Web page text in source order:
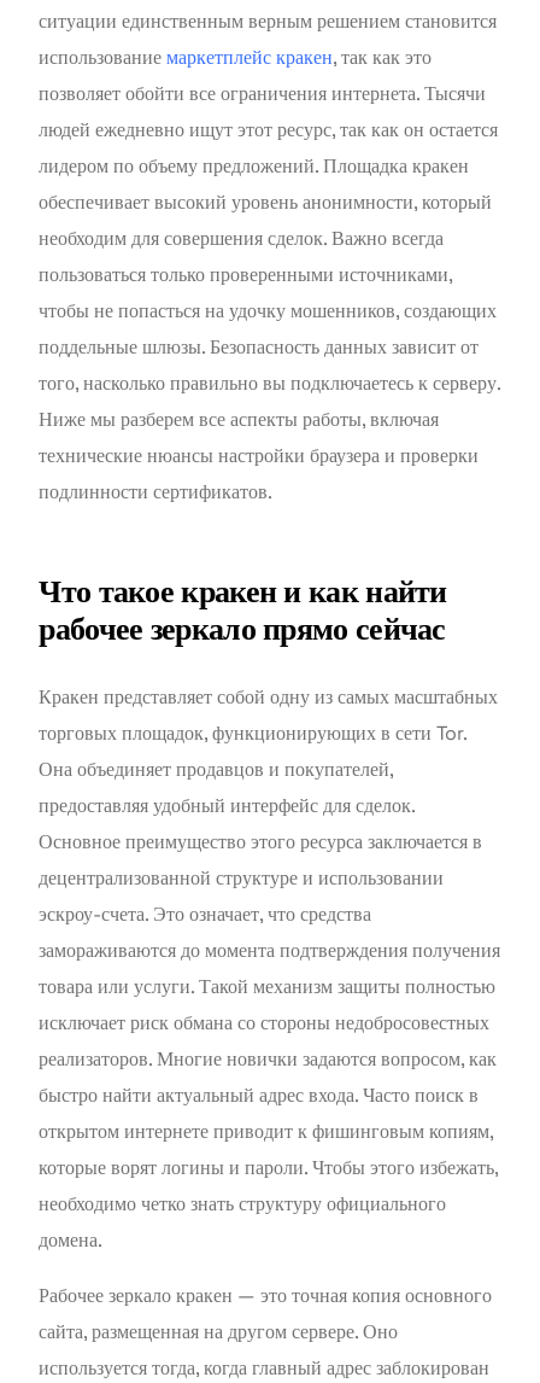
ситуации единственным верным решением становится
использованиемаркетплейс кракен, так как это
позволяет обойти все ограничения интернета. Тысячи
людей ежедневно ищут этот ресурс, так как он остается
лидером по объему предложений. Площадка кракен
обеспечивает высокий уровень анонимности, который
необходим для совершения сделок. Важно всегда
пользоваться только проверенными источниками,
чтобы не попасться на удочку мошенников, создающих
поддельные шлюзы. Безопасность данных зависит от
того, насколько правильно вы подключаетесь к серверу.
Ниже мы разберем все аспекты работы, включая
технические нюансы настройки браузера и проверки
подлинности сертификатов.
Что такое кракен и как найти
рабочее зеркало прямо сейчас
Кракен представляет собой одну из самых масштабных
торговых площадок, функционирующих в сети Tor.
Она объединяет продавцов и покупателей,
предоставляя удобный интерфейс для сделок.
Основное преимущество этого ресурса заключается в
децентрализованной структуре и использовании
эскроу-счета. Это означает, что средства
замораживаются до момента подтверждения получения
товара или услуги. Такой механизм защиты полностью
исключает риск обмана со стороны недобросовестных
реализаторов. Многие новички задаются вопросом, как
быстро найти актуальный адрес входа. Часто поиск в
открытом интернете приводит к фишинговым копиям,
которые ворят логины и пароли. Чтобы этого избежать,
необходимо четко знать структуру официального
домена.
Рабочее зеркало кракен — это точная копия основного
сайта, размещенная на другом сервере. Оно
используется тогда, когда главный адрес заблокирован